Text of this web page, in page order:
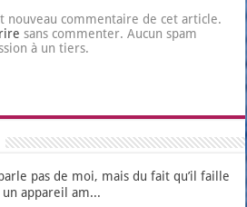
nouveau commentaire de cet article.
sans commenter. Aucun spam
à un tiers.
pas de moi, mais du fait qu’il faille
appareil am...